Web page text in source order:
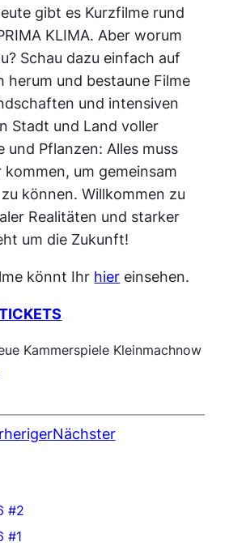
gibt es Kurzfilme rund
KLIMA. Aber worum
Schau dazu einfach auf
herum und bestaune Filme
und intensiven
Stadt und Land voller
und Pflanzen: Alles muss
um gemeinsam
können. Willkommen zu
Realitäten und starker
um die Zukunft!
könnt Ihr hier einsehen.
Kammerspiele Kleinmachnow
Nächster
#2
#1